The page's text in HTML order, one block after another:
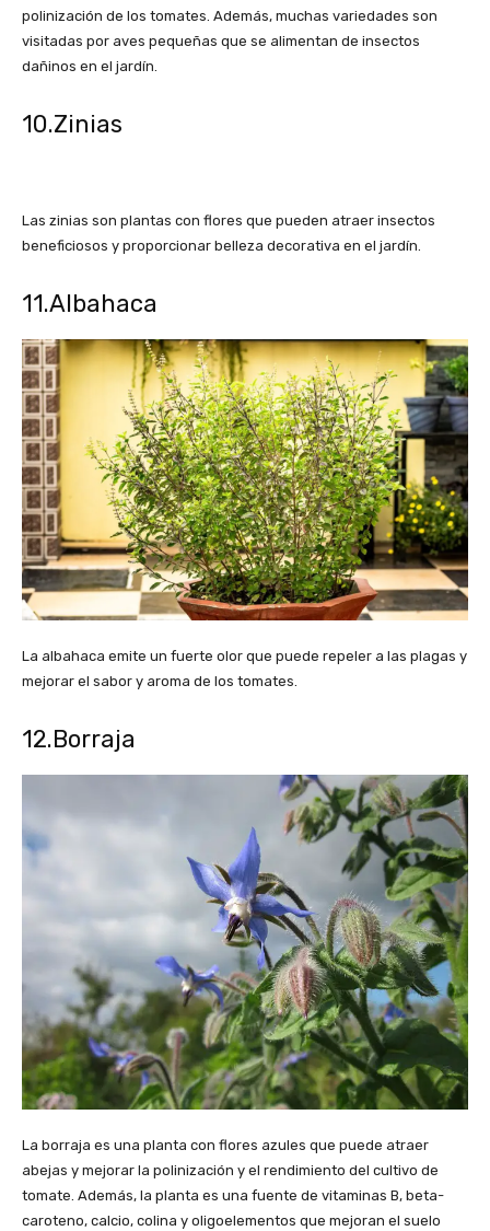
polinización de los tomates. Además, muchas variedades son
visitadas por aves pequeñas que se alimentan de insectos
dañinos en el jardín.
10.Zinias
Las zinias son plantas con flores que pueden atraer insectos
beneficiosos y proporcionar belleza decorativa en el jardín.
11.Albahaca
La albahaca emite un fuerte olor que puede repeler a las plagas y
mejorar el sabor y aroma de los tomates.
12.Borraja
La borraja es una planta con flores azules que puede atraer
abejas y mejorar la polinización y el rendimiento del cultivo de
tomate. Además, la planta es una fuente de vitaminas B, beta-
caroteno, calcio, colina y oligoelementos que mejoran el suelo